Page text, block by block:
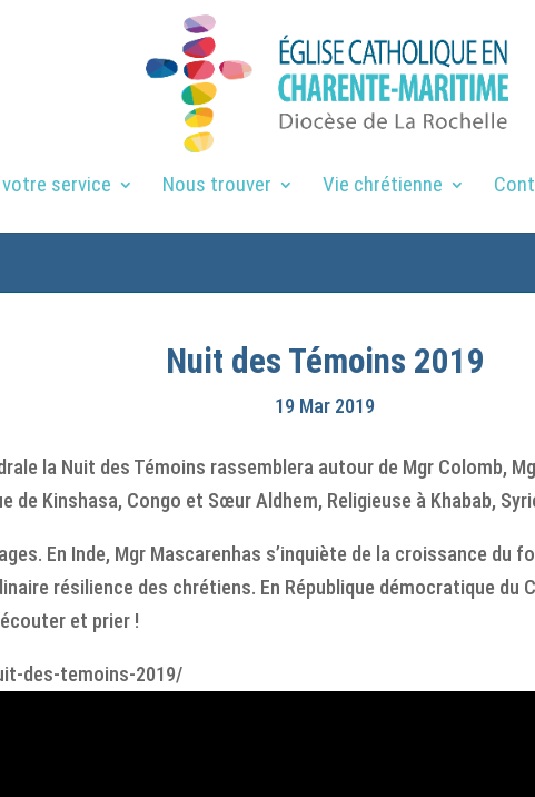
service Nous trouver Vie chrétienne
Nuit des Témoins 2019
19 Mar 2019
la Nuit des Témoins rassemblera autour de Mgr Colomb,
de Kinshasa, Congo et Sœur Aldhem, Religieuse à Khabab,
En Inde, Mgr Mascarenhas s’inquiète de la croissance du
résilience des chrétiens. En République démocratique du
et prier !
des-temoins-2019/